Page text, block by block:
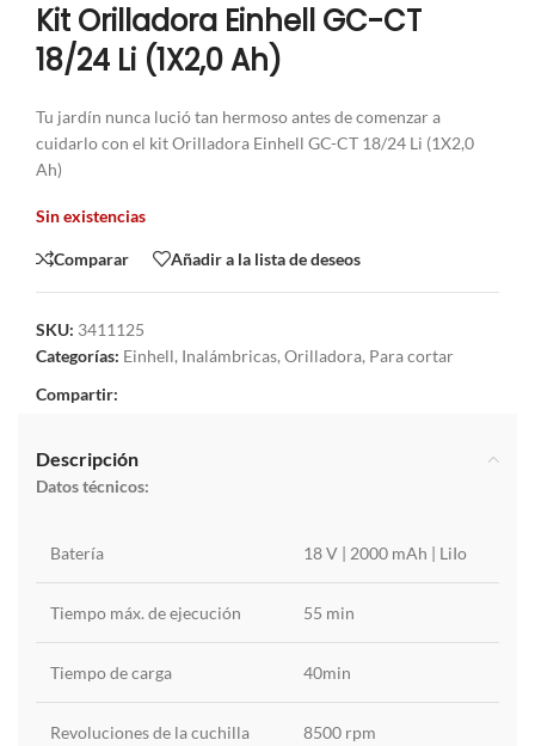
Kit Orilladora Einhell GC-CT
18/24 Li (1X2,0 Ah)
Tu jardín nunca lució tan hermoso antes de comenzar a
cuidarlo con el kit Orilladora Einhell GC-CT 18/24 Li (1X2,0
Ah)
Sin existencias
Comparar Añadir a la lista de deseos
SKU: 3411125
Categorías: Einhell, Inalámbricas, Orilladora, Para cortar
Compartir:
Descripción
Datos técnicos:
Batería 18 V | 2000 mAh | LiIo
Tiempo máx. de ejecución 55 min
Tiempo de carga 40min
Revoluciones de la cuchilla 8500 rpm